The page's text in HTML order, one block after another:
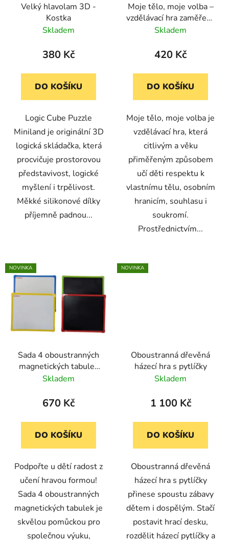
Velký hlavolam 3D -
Kostka
Skladem
380 Kč
DO KOŠÍKU
Logic Cube Puzzle
Miniland je originální 3D
logická skládačka, která
procvičuje prostorovou
představivost, logické
myšlení i trpělivost.
Měkké silikonové dílky
příjemně padnou...
Moje tělo, moje volba –
vzdělávací hra zaměřená
na téma souhlasu a
Skladem
420 Kč
DO KOŠÍKU
Moje tělo, moje volba je
vzdělávací hra, která
citlivým a věku
přiměřeným způsobem
učí děti respektu k
vlastnímu tělu, osobním
hranicím, souhlasu i
soukromí.
Prostřednictvím...
NOVINKA
Sada 4 oboustranných
magnetických tabulek
(popisovatelné fixem
Skladem
670 Kč
DO KOŠÍKU
Podpořte u dětí radost z
učení hravou formou!
Sada 4 oboustranných
magnetických tabulek je
skvělou pomůckou pro
společnou výuku,
NOVINKA
Oboustranná dřevěná
házecí hra s pytlíčky
Skladem
1 100 Kč
DO KOŠÍKU
Oboustranná dřevěná
házecí hra s pytlíčky
přinese spoustu zábavy
dětem i dospělým. Stačí
postavit hrací desku,
rozdělit házecí pytlíčky a